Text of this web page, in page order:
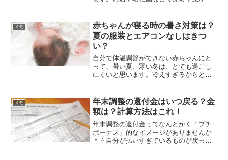
たか？意味を理解すると、飾りつけも考
えながらできるのでもっと...
メモ
赤ちゃんが寝る時の暑さ対策は？
夏の服装とエアコンなしはきつ
い？
自分で体温調節ができない赤ちゃんにと
って、暑い夏、寒い冬は、とても過ごし
にくいと思います。冷えすぎるからとい
いです。でも、大人に合わせてエアコン
の効いた部屋にいると、す...
メモ
年末調整の還付金はいつ戻る？金
額は？計算方法はこれ！
年末調整の還付金ってなんとかく「プチ
ボーナス」的なイメージがありませんか
＾＾自分が払いすぎているものが戻って